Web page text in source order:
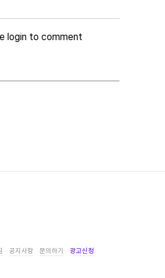
login to comment
공지사항 문의하기 광고신청